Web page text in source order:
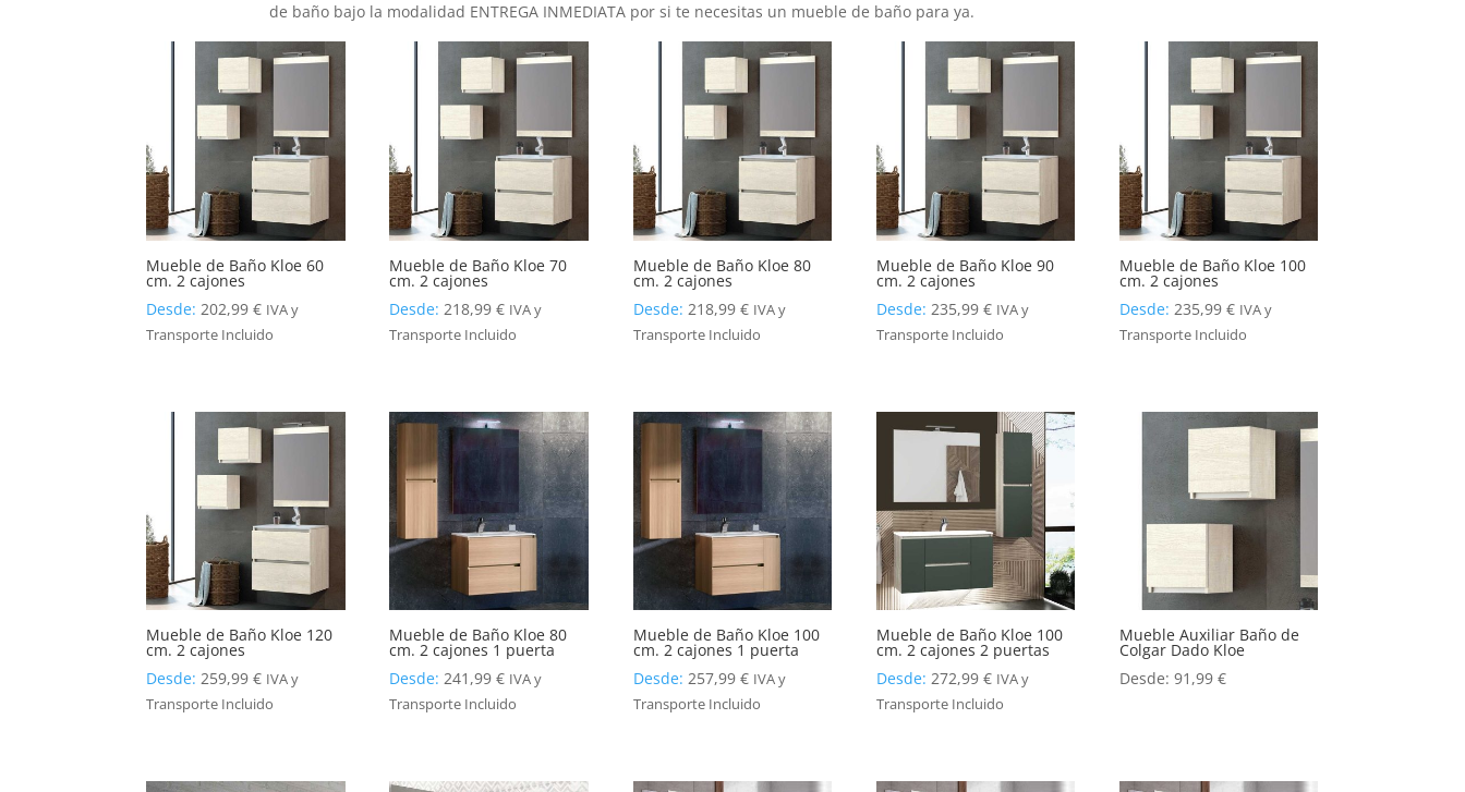
de baño bajo la modalidad ENTREGA INMEDIATA por si te necesitas un mueble de baño para ya.
Mueble de Baño Kloe 60
cm. 2 cajones
Desde: 202,99€ IVA y
Transporte Incluido
Mueble de Baño Kloe 70
cm. 2 cajones
Desde: 218,99€ IVA y
Transporte Incluido
Mueble de Baño Kloe 80
cm. 2 cajones
Desde: 218,99 € IVA y
Transporte Incluido
Mueble de Baño Kloe 90
cm. 2 cajones
Desde: 235,99 € IVA y
Transporte Incluido
Mueble de Baño Kloe 100
cm. 2 cajones
Desde: 235,99 € IVA y
Transporte Incluido
Mueble de Baño Kloe 120
cm. 2 cajones
Desde:259,99€ IVA y
Transporte Incluido
Mueble de Baño Kloe 80
cm. 2 cajones 1 puerta
Desde:241,99€ IVA y
Transporte Incluido
Mueble de Baño Kloe 100
cm. 2 cajones 1 puerta
Desde: 257,99 € IVA y
Transporte Incluido
Mueble de Baño Kloe 100
cm. 2 cajones 2 puertas
Desde: 272,99 € IVA y
Transporte Incluido
Mueble Auxiliar Baño de
Colgar Dado Kloe
Desde: 91,99 €